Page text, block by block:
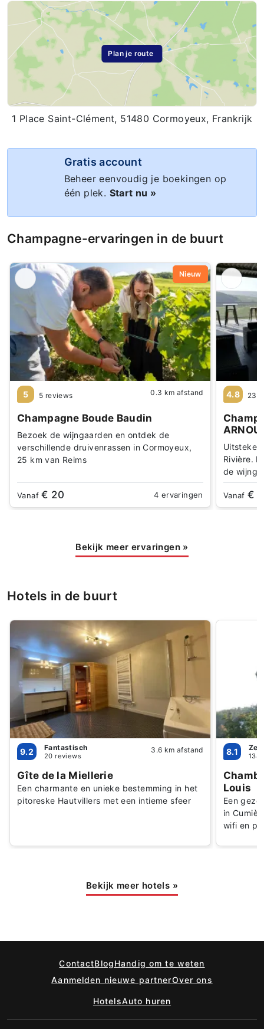
Plan je route
1 Place Saint-Clément, 51480 Cormoyeux, Frankrijk
Gratis account
Beheer eenvoudig je boekingen op
één plek. Start nu »
Champagne-ervaringen in de buurt
Nieuw
5 5 reviews 0.3 km afstand
Champagne Boude Baudin
Bezoek de wijngaarden en ontdek de
verschillende druivenrassen in Cormoyeux,
25 km van Reims
Vanaf€ 20 4 ervaringen
4.8 23
Rivière.
de
Vanaf€
Bekijk meer ervaringen »
Hotels in de buurt
9.2 Fantastisch
20 reviews
3.6 km afstand
Gîte de la Miellerie
Een charmante en unieke bestemming in het
pitoreske Hautvillers met een intieme sfeer
8.1 138
Louis
Een
in
wifi en
Bekijk meer hotels »
ContactBlogHandig om te weten
Aanmelden nieuwe partnerOver ons
HotelsAuto huren